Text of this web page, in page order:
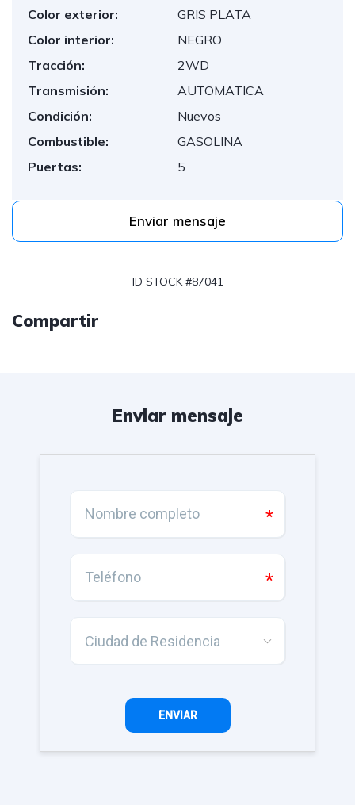
Color exterior:
GRIS PLATA
Color interior:
NEGRO
Tracción:
2WD
Transmisión:
AUTOMATICA
Condición:
Nuevos
Combustible:
GASOLINA
Puertas:
5
Enviar mensaje
ID STOCK #87041
Compartir
Enviar mensaje